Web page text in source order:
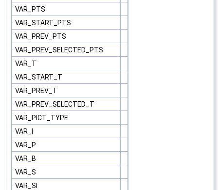
VAR_PTS
VAR_START_PTS
VAR_PREV_PTS
VAR_PREV_SELECTED_PTS
VAR_T
VAR_START_T
VAR_PREV_T
VAR_PREV_SELECTED_T
VAR_PICT_TYPE
VAR_I
VAR_P
VAR_B
VAR_S
VAR_SI